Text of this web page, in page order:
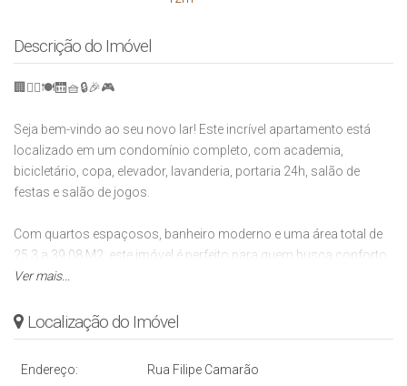
Descrição do Imóvel
🏢🚴‍♂️🍽️🛗🧺🔒🎉🎮
Seja bem-vindo ao seu novo lar! Este incrível apartamento está
localizado em um condomínio completo, com academia,
bicicletário, copa, elevador, lavanderia, portaria 24h, salão de
festas e salão de jogos.
Com quartos espaçosos, banheiro moderno e uma área total de
25.3 a 39.08 M2, este imóvel é perfeito para quem busca conforto
e praticidade. Além disso, a área privada varia de 37.46 a 42.12 M2,
A partir de R$ 349.000,00, você pode garantir o seu novo lar e
Não perca essa oportunidade única!
Ver mais...
Localização do Imóvel
Endereço: Rua Filipe Camarão